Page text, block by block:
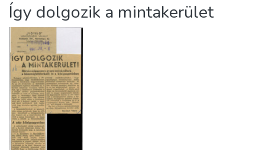
Statistics
About us
Így dolgozik a mintakerület